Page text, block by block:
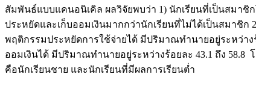
สัมพันธ์แบบแคนอนิเคิล ผลวิจัยพบว่า 1) นักเรียนที่เป็นสมาชิ
ประหยัดและเก็บออมเงินมากกว่านักเรียนที่ไม่ได้เป็นสม
พฤติกรรมประหยัดการใช้จ่ายได้ มีปริมาณทำนายอยู่ระหว่า
ออมเงินได้ มีปริมาณทำนายอยู่ระหว่างร้อยละ 43.1 ถึง
คือนักเรียนชาย และนักเรียนที่มีผลการเรียนต่ำ